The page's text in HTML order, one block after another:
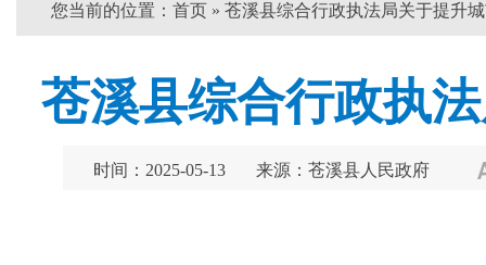
您当前的位置： 首页 » 苍溪县综合行政执法局关于提升
苍溪县综合行政执
时间：2025-05-13 来源：苍溪县人民政府